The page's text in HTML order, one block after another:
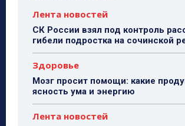
Лента новостей
СК России взял под контроль
гибели подростка на сочинской
Здоровье
Мозг просит помощи: какие
ясность ума и энергию
Лента новостей